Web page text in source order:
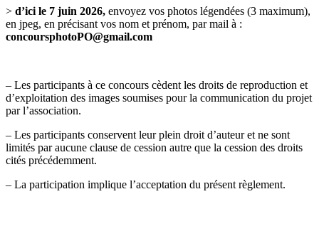
> d’ici le 7 juin 2026, envoyez vos photos légendées (3 maximum),
en jpeg, en précisant vos nom et prénom, par mail à :
concoursphotoPO@gmail.com
– Les participants à ce concours cèdent les droits de reproduction et
d’exploitation des images soumises pour la communication du projet
par l’association.
– Les participants conservent leur plein droit d’auteur et ne sont
limités par aucune clause de cession autre que la cession des droits
cités précédemment.
– La participation implique l’acceptation du présent règlement.